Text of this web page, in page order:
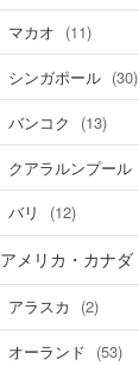
マカオ (11)
シンガポール (30)
バンコク (13)
クアラルンプール
バリ (12)
アメリカ・カナダ
アラスカ (2)
オーランド (53)